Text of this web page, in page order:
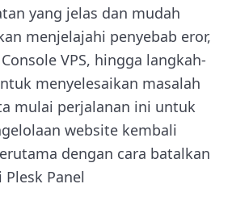
yang jelas dan mudah
menjelajahi penyebab eror,
VPS, hingga langkah-
menyelesaikan masalah
mulai perjalanan ini untuk
website kembali
dengan cara batalkan
Panel